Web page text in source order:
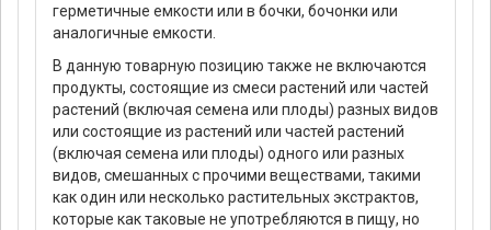
герметичные емкости или в бочки, бочонки или
аналогичные емкости.
В данную товарную позицию также не включаются
продукты, состоящие из смеси растений или частей
растений (включая семена или плоды) разных видов
или состоящие из растений или частей растений
(включая семена или плоды) одного или разных
видов, смешанных с прочими веществами, такими
как один или несколько растительных экстрактов,
которые как таковые не употребляются в пищу, но